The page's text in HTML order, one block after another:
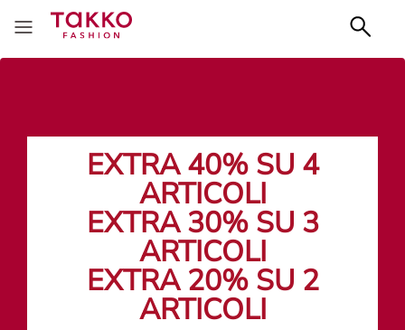
EXTRA 40% SU 4
ARTICOLI
EXTRA 30% SU 3
ARTICOLI
EXTRA 20% SU 2
ARTICOLI